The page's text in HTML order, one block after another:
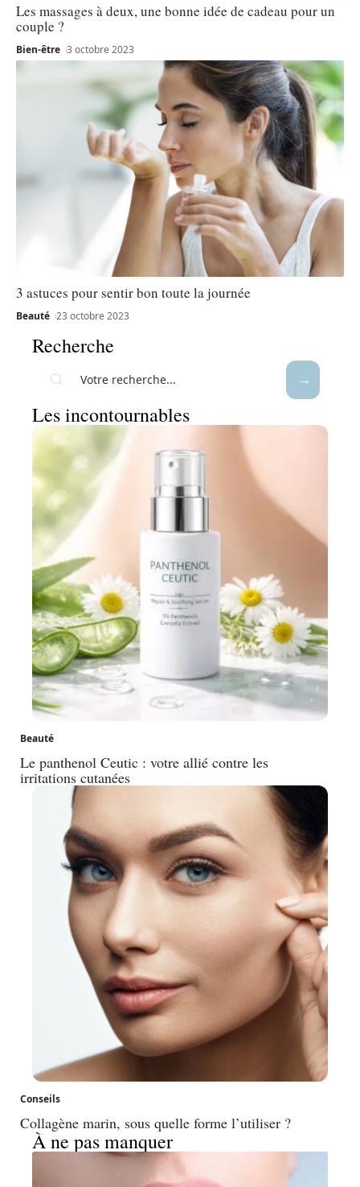
Les massages à deux, une bonne idée de cadeau pour un
couple ?
Bien-être 3 octobre 2023
3 astuces pour sentir bon toute la journée
Beauté 23 octobre 2023
Recherche
Les incontournables
Beauté
Le panthenol Ceutic : votre allié contre les
irritations cutanées
Conseils
Collagène marin, sous quelle forme l’utiliser ?
À ne pas manquer